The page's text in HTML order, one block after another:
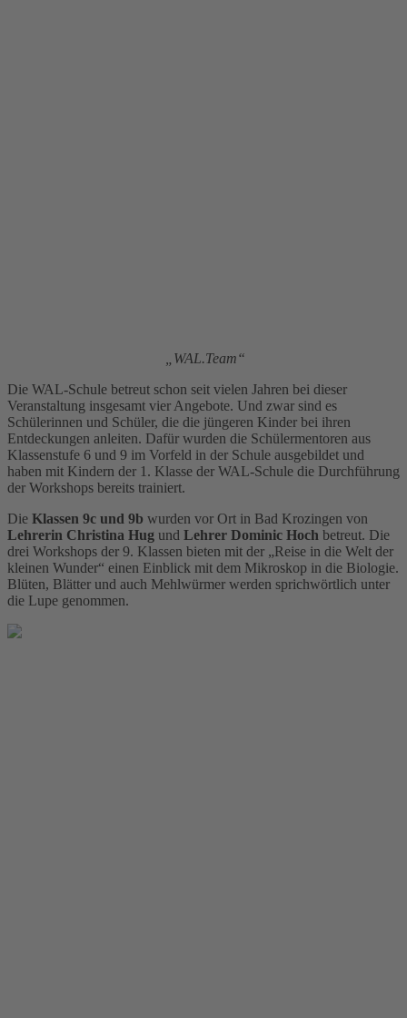
„WAL.Team“
Die WAL-Schule betreut schon seit vielen Jahren bei dieser
Veranstaltung insgesamt vier Angebote. Und zwar sind es
Schülerinnen und Schüler, die die jüngeren Kinder bei ihren
Entdeckungen anleiten. Dafür wurden die Schülermentoren aus
Klassenstufe 6 und 9 im Vorfeld in der Schule ausgebildet und
haben mit Kindern der 1. Klasse der WAL-Schule die Durchführung
der Workshops bereits trainiert.
Die Klassen 9c und 9b wurden vor Ort in Bad Krozingen von
Lehrerin Christina Hug und Lehrer Dominic Hoch betreut. Die
drei Workshops der 9. Klassen bieten mit der „Reise in die Welt der
kleinen Wunder“ einen Einblick mit dem Mikroskop in die Biologie.
Blüten, Blätter und auch Mehlwürmer werden sprichwörtlich unter
die Lupe genommen.